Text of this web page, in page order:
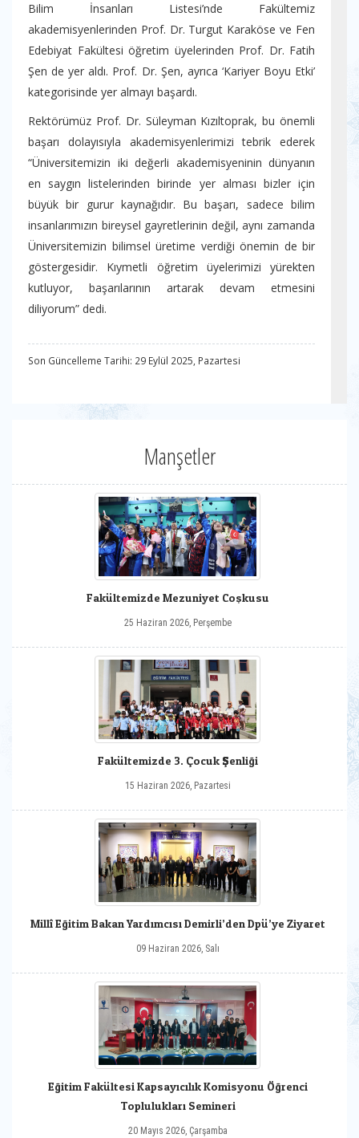
Bilim İnsanları Listesi’nde Fakültemiz
akademisyenlerinden Prof. Dr. Turgut Karaköse ve Fen
Edebiyat Fakültesi öğretim üyelerinden Prof. Dr. Fatih
Şen de yer aldı. Prof. Dr. Şen, ayrıca ‘Kariyer Boyu Etki’
kategorisinde yer almayı başardı.
Rektörümüz Prof. Dr. Süleyman Kızıltoprak, bu önemli
başarı dolayısıyla akademisyenlerimizi tebrik ederek
“Üniversitemizin iki değerli akademisyeninin dünyanın
en saygın listelerinden birinde yer alması bizler için
büyük bir gurur kaynağıdır. Bu başarı, sadece bilim
insanlarımızın bireysel gayretlerinin değil, aynı zamanda
Üniversitemizin bilimsel üretime verdiği önemin de bir
göstergesidir. Kıymetli öğretim üyelerimizi yürekten
kutluyor, başarılarının artarak devam etmesini
diliyorum” dedi.
Son Güncelleme Tarihi: 29 Eylül 2025, Pazartesi
Manşetler
Fakültemizde Mezuniyet Coşkusu
25 Haziran 2026, Perşembe
Fakültemizde 3. Çocuk Şenliği
15 Haziran 2026, Pazartesi
Millî Eğitim Bakan Yardımcısı Demirli’den Dpü’ye Ziyaret
09 Haziran 2026, Salı
Eğitim Fakültesi Kapsayıcılık Komisyonu Öğrenci
Toplulukları Semineri
20 Mayıs 2026, Çarşamba